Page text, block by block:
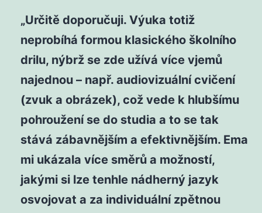
„Určitě doporučuji. Výuka totiž
neprobíhá formou klasického školního
drilu, nýbrž se zde užívá více vjemů
najednou – např. audiovizuální cvičení
(zvuk a obrázek), což vede k hlubšímu
pohroužení se do studia a to se tak
stává zábavnějším a efektivnějším. Ema
mi ukázala více směrů a možností,
jakými si lze tenhle nádherný jazyk
osvojovat a za individuální zpětnou